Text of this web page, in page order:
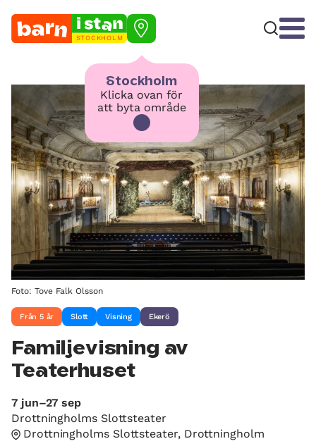
STOCKHOLM
Stockholm
Klicka ovan för
att byta område
Foto: Tove Falk Olsson
Från 5 år Slott Visning Ekerö
Familjevisning av
Teaterhuset
7 jun–27 sep
Drottningholms Slottsteater
Drottningholms Slottsteater, Drottningholm